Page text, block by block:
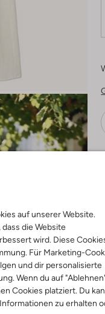
auf unserer Website.
die Website
wird. Diese
Für Marketing-
und dir personalisierte
Wenn du auf
Cookies platziert. Du
zu erhalten